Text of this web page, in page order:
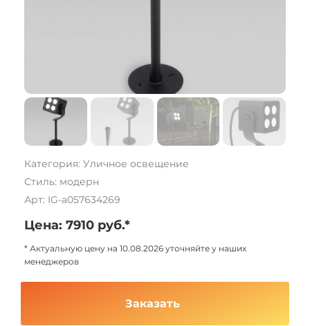
Категория: Уличное освещение
Стиль: модерн
Арт: IG-a057634269
Цена: 7910 руб.*
* Актуальную цену на 10.08.2026 уточняйте у наших
менеджеров
Заказать